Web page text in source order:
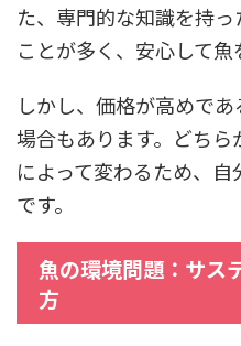
た、専門的な知識を持
ことが多く、安心して魚
しかし、価格が高めで
場合もあります。どち
によって変わるため、
です。
魚の環境問題：サス
方